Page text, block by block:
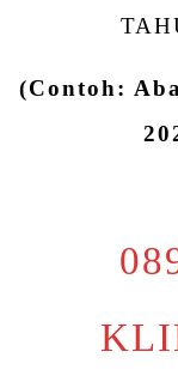
(Contoh: